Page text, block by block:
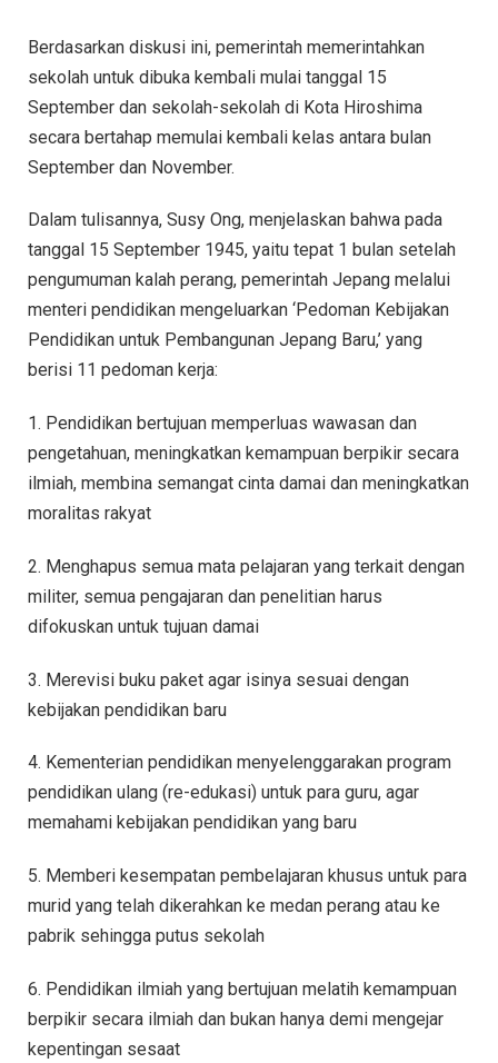
Berdasarkan diskusi ini, pemerintah memerintahkan
sekolah untuk dibuka kembali mulai tanggal 15
September dan sekolah-sekolah di Kota Hiroshima
secara bertahap memulai kembali kelas antara bulan
September dan November.
Dalam tulisannya, Susy Ong, menjelaskan bahwa pada
tanggal 15 September 1945, yaitu tepat 1 bulan setelah
pengumuman kalah perang, pemerintah Jepang melalui
menteri pendidikan mengeluarkan ‘Pedoman Kebijakan
Pendidikan untuk Pembangunan Jepang Baru,’ yang
berisi 11 pedoman kerja:
1. Pendidikan bertujuan memperluas wawasan dan
pengetahuan, meningkatkan kemampuan berpikir secara
ilmiah, membina semangat cinta damai dan meningkatkan
moralitas rakyat
2. Menghapus semua mata pelajaran yang terkait dengan
militer, semua pengajaran dan penelitian harus
difokuskan untuk tujuan damai
3. Merevisi buku paket agar isinya sesuai dengan
kebijakan pendidikan baru
4. Kementerian pendidikan menyelenggarakan program
pendidikan ulang (re-edukasi) untuk para guru, agar
memahami kebijakan pendidikan yang baru
5. Memberi kesempatan pembelajaran khusus untuk para
murid yang telah dikerahkan ke medan perang atau ke
pabrik sehingga putus sekolah
6. Pendidikan ilmiah yang bertujuan melatih kemampuan
berpikir secara ilmiah dan bukan hanya demi mengejar
kepentingan sesaat